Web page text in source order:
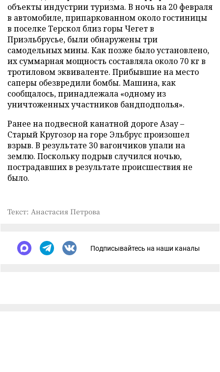
объекты индустрии туризма. В ночь на 20 февраля
в автомобиле, припаркованном около гостиницы
в поселке Терскол близ горы Чегет в
Приэльбрусье, были обнаружены три
самодельных мины. Как позже было установлено,
их суммарная мощность составляла около 70 кг в
тротиловом эквиваленте. Прибывшие на место
саперы обезвредили бомбы. Машина, как
сообщалось, принадлежала «одному из
уничтоженных участников бандподполья».
Ранее на подвесной канатной дороге Азау –
Старый Кругозор на горе Эльбрус произошел
взрыв. В результате 30 вагончиков упали на
землю. Поскольку подрыв случился ночью,
пострадавших в результате происшествия не
было.
Текст: Анастасия Петрова
Подписывайтесь на наши каналы